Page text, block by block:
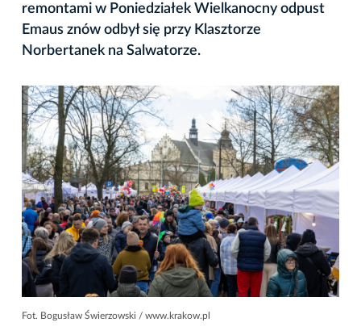
remontami w Poniedziałek Wielkanocny odpust
Emaus znów odbył się przy Klasztorze
Norbertanek na Salwatorze.
Fot. Bogusław Świerzowski / www.krakow.pl